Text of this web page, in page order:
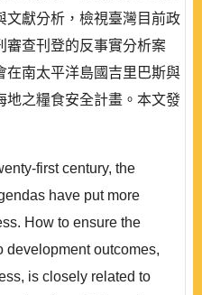
文獻分析，檢視臺灣目前政
審查刊登的反事實分析案
在南太平洋島國吉里巴斯與
地之糧食安全計畫。本文發
first century, the
have put more
How to ensure the
development outcomes,
is closely related to